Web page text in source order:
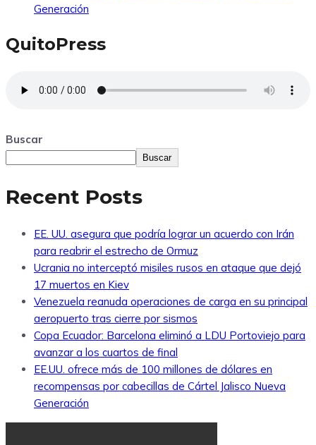
Generación
QuitoPress
Buscar
Buscar
Recent Posts
EE. UU. asegura que podría lograr un acuerdo con Irán
para reabrir el estrecho de Ormuz
Ucrania no interceptó misiles rusos en ataque que dejó
17 muertos en Kiev
Venezuela reanuda operaciones de carga en su principal
aeropuerto tras cierre por sismos
Copa Ecuador: Barcelona eliminó a LDU Portoviejo para
avanzar a los cuartos de final
EE.UU. ofrece más de 100 millones de dólares en
recompensas por cabecillas de Cártel Jalisco Nueva
Generación